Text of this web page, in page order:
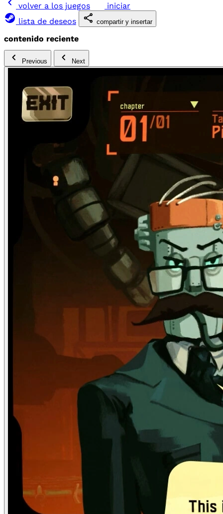
volver a los juegos
iniciar
lista de deseos
compartir y insertar
contenido reciente
Previous Next